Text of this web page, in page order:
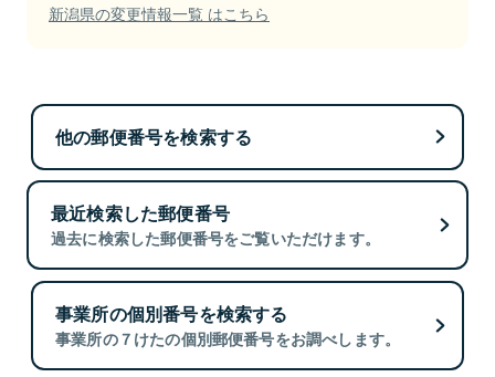
新潟県の変更情報一覧 はこちら
他の郵便番号を検索する
最近検索した郵便番号
過去に検索した郵便番号をご覧いただけます。
事業所の個別番号を検索する
事業所の７けたの個別郵便番号をお調べします。